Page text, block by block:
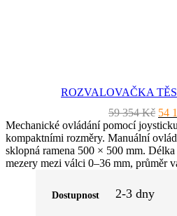
ROZVALOVAČKA
59 354Kč
cena
59
54
Mechanické ovládání pomocí
kompaktními rozměry. Manuální
sklopná ramena 500 × 500 mm.
mezery mezi válci 0–36 mm, průměr
potravinami zajišťují plynulý posuv
Dostupnost 2-3 dny